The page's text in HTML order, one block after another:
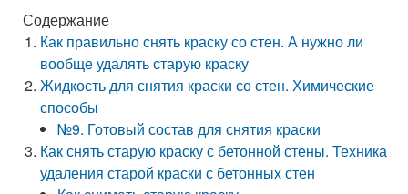
Содержание
Как правильно снять краску со стен. А нужно ли
вообще удалять старую краску
Жидкость для снятия краски со стен. Химические
способы
№9. Готовый состав для снятия краски
Как снять старую краску с бетонной стены. Техника
удаления старой краски с бетонных стен